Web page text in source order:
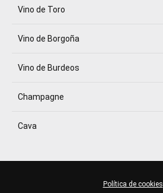
Vino de Toro
Vino de Borgoña
Vino de Burdeos
Champagne
Cava
Política de cookies